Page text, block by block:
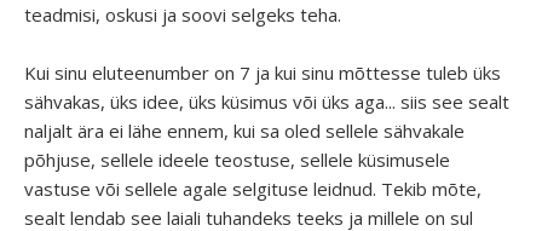
teadmisi, oskusi ja soovi selgeks teha.
Kui sinu eluteenumber on 7 ja kui sinu mõttesse tuleb üks
sähvakas, üks idee, üks küsimus või üks aga... siis see sealt
naljalt ära ei lähe ennem, kui sa oled sellele sähvakale
põhjuse, sellele ideele teostuse, sellele küsimusele
vastuse või sellele agale selgituse leidnud. Tekib mõte,
sealt lendab see laiali tuhandeks teeks ja millele on sul